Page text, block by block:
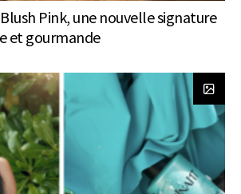
Blush Pink, une nouvelle signature
et gourmande